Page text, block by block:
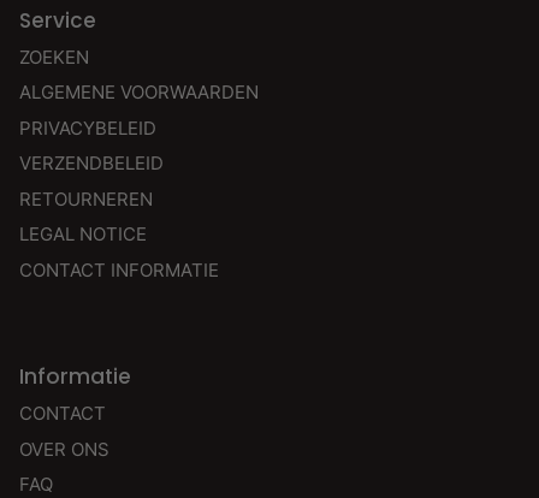
Service
ZOEKEN
ALGEMENE VOORWAARDEN
PRIVACYBELEID
VERZENDBELEID
RETOURNEREN
LEGAL NOTICE
CONTACT INFORMATIE
Informatie
CONTACT
OVER ONS
FAQ